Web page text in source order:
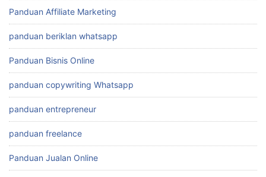
Panduan Affiliate Marketing
panduan beriklan whatsapp
Panduan Bisnis Online
panduan copywriting Whatsapp
panduan entrepreneur
panduan freelance
Panduan Jualan Online